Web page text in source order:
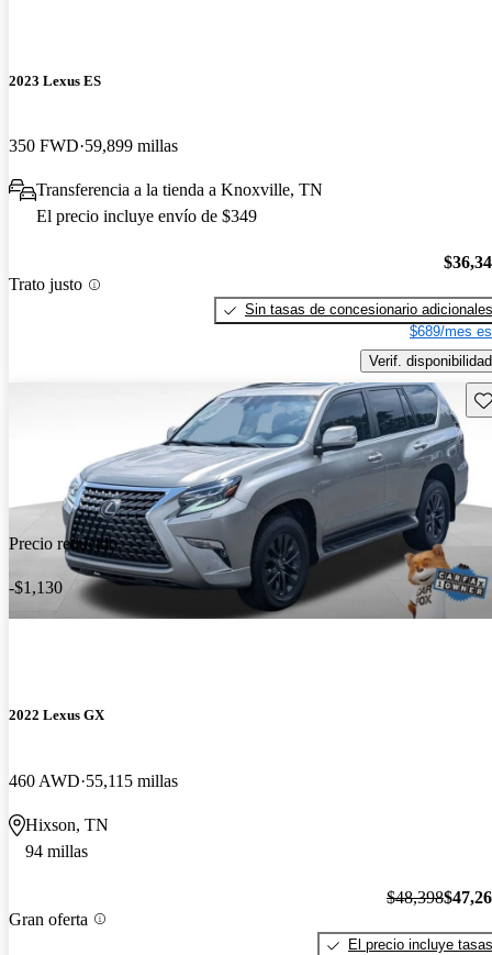
2023 Lexus ES
350 FWD 59,899 millas
Transferencia a la tienda a Knoxville, TN
El precio incluye envío de $349
Trato justo
Sin tasas de concesionario adicionales
$689/mes
Verif. disponibilidad
Precio reducido
-$1,130
2022 Lexus GX
460 AWD 55,115 millas
Hixson, TN
94 millas
Gran oferta
$48,398
El precio incluye tasas